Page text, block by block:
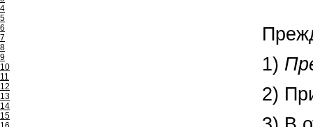
4
5
6
7
8
9
10
11
12
13
14
15
1)
2)